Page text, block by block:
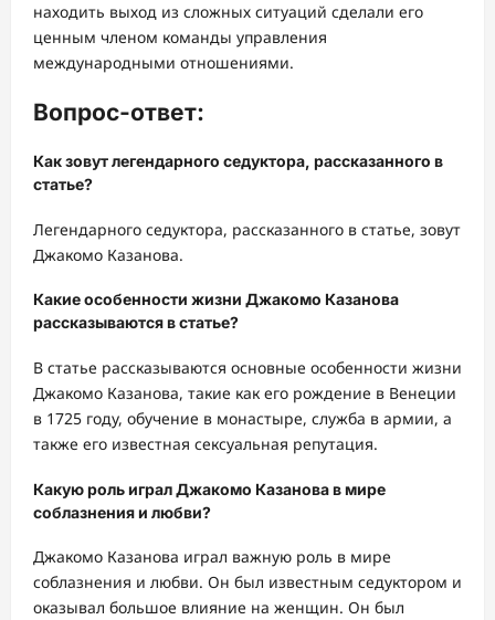
находить выход из сложных ситуаций сделали его
ценным членом команды управления
международными отношениями.
Вопрос-ответ:
Как зовут легендарного седуктора, рассказанного в
статье?
Легендарного седуктора, рассказанного в статье, зовут
Джакомо Казанова.
Какие особенности жизни Джакомо Казанова
рассказываются в статье?
В статье рассказываются основные особенности жизни
Джакомо Казанова, такие как его рождение в Венеции
в 1725 году, обучение в монастыре, служба в армии, а
также его известная сексуальная репутация.
Какую роль играл Джакомо Казанова в мире
соблазнения и любви?
Джакомо Казанова играл важную роль в мире
соблазнения и любви. Он был известным седуктором и
оказывал большое влияние на женщин. Он был